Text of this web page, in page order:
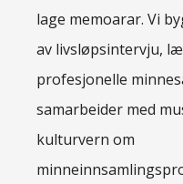
lage memoarar. Vi
av livsløpsintervju,
profesjonelle
samarbeider med
kulturvern om